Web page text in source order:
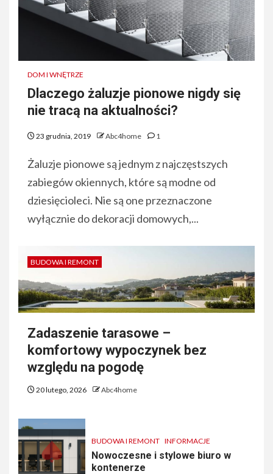
DOM I WNĘTRZE
Dlaczego żaluzje pionowe nigdy się
nie tracą na aktualności?
23 grudnia, 2019 Abc4home 1
Żaluzje pionowe są jednym z najczęstszych
zabiegów okiennych, które są modne od
dziesięcioleci. Nie są one przeznaczone
wyłącznie do dekoracji domowych,...
BUDOWA I REMONT
Zadaszenie tarasowe –
komfortowy wypoczynek bez
względu na pogodę
20 lutego, 2026 Abc4home
BUDOWA I REMONT INFORMACJE
Nowoczesne i stylowe biuro w
kontenerze